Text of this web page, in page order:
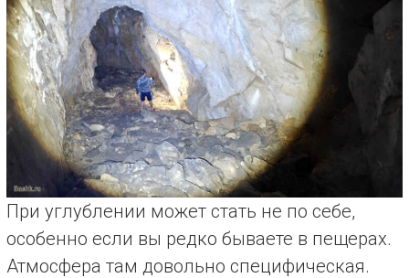
При углублении может стать не по себе,
особенно если вы редко бываете в пещерах.
Атмосфера там довольно специфическая.